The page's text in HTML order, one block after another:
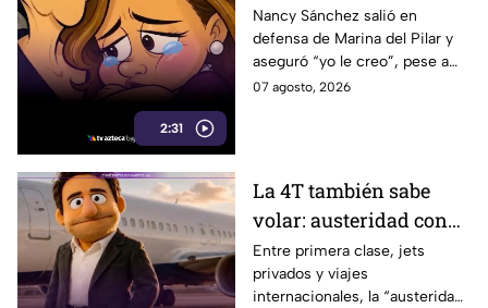
2:31
Marina del Pilar como
si fuera su hija pese a
polémicas
Nancy Sánchez salió en
defensa de Marina del Pilar y
aseguró “yo le creo”, pese a
los audios filtrados y las
07 agosto, 2026
La 4T también sabe
volar: austeridad con
sabor a primera clase
Entre primera clase, jets
privados y viajes
internacionales, la “austeridad”